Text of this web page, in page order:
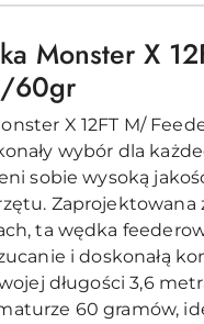
Monster X
60gr
X 12FT M/
wybór dla
sobie wysoką
Zaprojektowana
ta wędka
i doskonałą
długości 3,6
60 gramów,